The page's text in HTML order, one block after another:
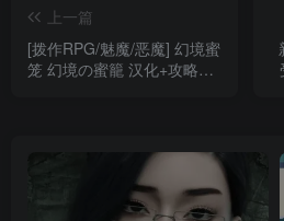
上一篇
[拨作RPG/魅魔/恶魔] 幻境蜜
笼 幻境の蜜籠 汉化+攻略